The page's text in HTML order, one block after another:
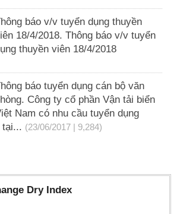
báo v/v tuyển dụng thuyền
18/4/2018. Thông báo v/v tuyển
thuyền viên 18/4/2018
báo tuyển dụng cán bộ văn
Công ty cổ phần Vận tải biển
Nam có nhu cầu tuyển dụng
tại... (23/06/2017 | 9,284)
Dry Index